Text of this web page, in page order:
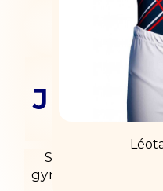
CLUB
Startner
gymnastique